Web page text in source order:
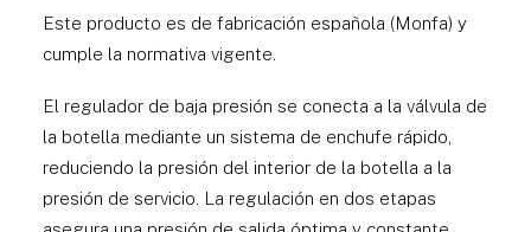
Este producto es de fabricación española (Monfa) y
cumple la normativa vigente.
El regulador de baja presión se conecta a la válvula de
la botella mediante un sistema de enchufe rápido,
reduciendo la presión del interior de la botella a la
presión de servicio. La regulación en dos etapas